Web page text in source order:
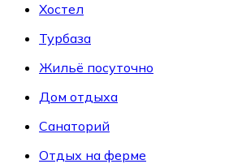
Хостел
Турбаза
Жильё посуточно
Дом отдыха
Санаторий
Отдых на ферме